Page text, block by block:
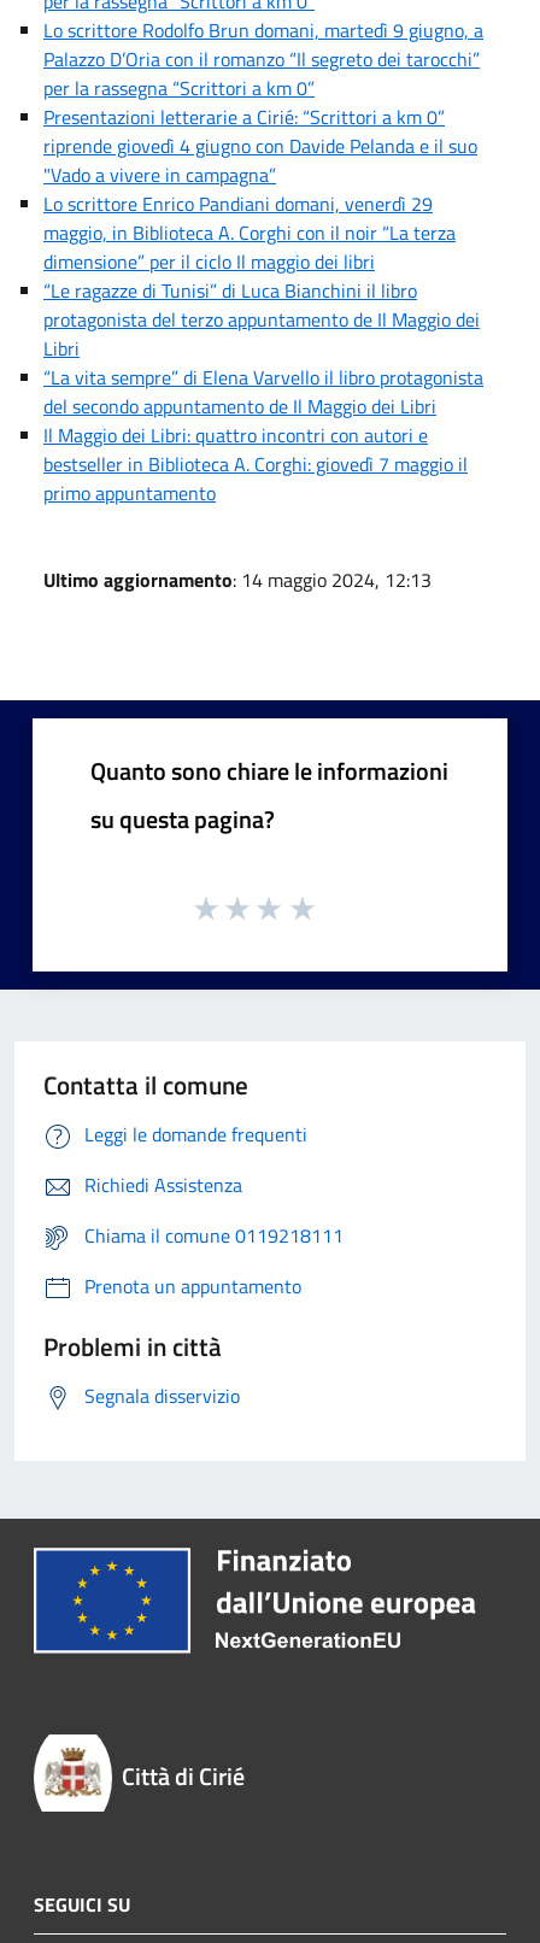
Lo scrittore Rodolfo Brun domani, martedì 9 giugno, a
Palazzo D’Oria con il romanzo “Il segreto dei tarocchi”
per la rassegna “Scrittori a km 0”
Presentazioni letterarie a Cirié: “Scrittori a km 0”
riprende giovedì 4 giugno con Davide Pelanda e il suo
"Vado a vivere in campagna”
Lo scrittore Enrico Pandiani domani, venerdì 29
maggio, in Biblioteca A. Corghi con il noir “La terza
dimensione” per il ciclo Il maggio dei libri
“Le ragazze di Tunisi” di Luca Bianchini il libro
protagonista del terzo appuntamento de Il Maggio dei
Libri
“La vita sempre” di Elena Varvello il libro protagonista
del secondo appuntamento de Il Maggio dei Libri
Il Maggio dei Libri: quattro incontri con autori e
bestseller in Biblioteca A. Corghi: giovedì 7 maggio il
primo appuntamento
Ultimo aggiornamento: 14 maggio 2024, 12:13
Quanto sono chiare le informazioni
su questa pagina?
Contatta il comune
Leggi le domande frequenti
Richiedi Assistenza
Chiama il comune 0119218111
Prenota un appuntamento
Problemi in città
Segnala disservizio
Città di Cirié
SEGUICI SU